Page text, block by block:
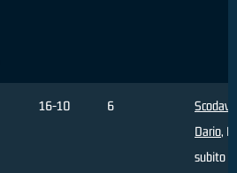
16-10 6
Dario,
subito